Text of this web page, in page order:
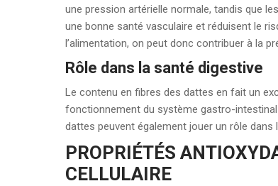
une pression artérielle normale, tandis que
une bonne santé vasculaire et réduisent le
l’alimentation, on peut donc contribuer à la
Rôle dans la santé digestive
Le contenu en fibres des dattes en fait un
fonctionnement du système gastro-
dattes peuvent également jouer un rôle
PROPRIÉTÉS
CELLULAIRE